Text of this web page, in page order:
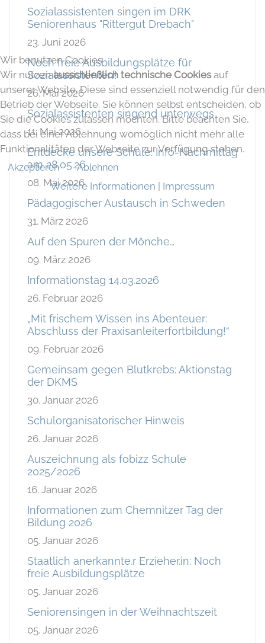
Sozialassistenten singen im DRK
Seniorenhaus "Rittergut Drebach"
23. Juni 2026
Noch freie Ausbildungsplätze für
Sozialassistenten!
26. Mai 2026
Sozialassistenten singend unterwegs
11. Mai 2026
Entdecke unsere Schule: Info-Nachmittag
am 28.05.26
08. Mai 2026
Pädagogischer Austausch in Schweden
31. März 2026
Auf den Spuren der Mönche…
09. März 2026
Informationstag 14.03.2026
26. Februar 2026
„Mit frischem Wissen ins Abenteuer:
Abschluss der Praxisanleiterfortbildung!“
09. Februar 2026
Gemeinsam gegen Blutkrebs: Aktionstag
der DKMS
30. Januar 2026
Schulorganisatorischer Hinweis
26. Januar 2026
Auszeichnung als fobizz Schule
2025/2026
16. Januar 2026
Informationen zum Chemnitzer Tag der
Bildung 2026
05. Januar 2026
Staatlich anerkannte.r Erzieher.in: Noch
freie Ausbildungsplätze
05. Januar 2026
Seniorensingen in der Weihnachtszeit
05. Januar 2026
Wir benutzen Cookies
Wir nutzenausschließlich technische Cookiesauf
unserer Website. Diese sind essenziell notwendig für den
Betrieb der Webseite. Sie können selbst entscheiden, ob
Sie die Cookies zulassen möchten. Bitte beachten Sie,
dass bei einer Ablehnung womöglich nicht mehr alle
Funktionalitäten der Webseite zur Verfügung stehen.
Akzeptieren Ablehnen
Weitere Informationen | Impressum